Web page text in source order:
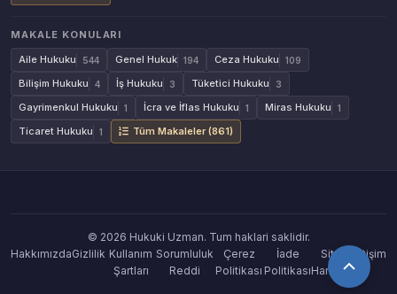
MAKALE KONULARI
Aile Hukuku
544 Genel Hukuk 194 Ceza Hukuku 109
Bilişim Hukuku 4 İş Hukuku 3 Tüketici Hukuku 3
Gayrimenkul Hukuku 1 İcra ve İflas Hukuku 1 Miras Hukuku 1
Ticaret Hukuku 1 Tüm Makaleler (861)
© 2026 Hukuki Uzman. Tum haklari saklidir.
HakkımızdaGizlilik Kullanım
Şartları
Sorumluluk
Reddi
Çerez
Politikası
İade
Politikası
Site
Haritası
İletişim